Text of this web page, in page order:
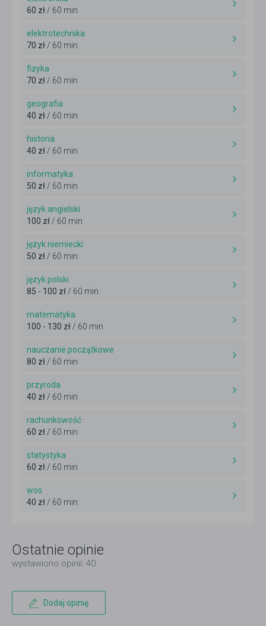
60 zł / 60 min
elektrotechnika
70 zł / 60 min
fizyka
70 zł / 60 min
geografia
40 zł / 60 min
historia
40 zł / 60 min
informatyka
50 zł / 60 min
język angielski
100 zł / 60 min
język niemiecki
50 zł / 60 min
język polski
85 - 100 zł / 60 min
matematyka
100 - 130 zł / 60 min
nauczanie początkowe
80 zł / 60 min
przyroda
40 zł / 60 min
rachunkowość
60 zł / 60 min
statystyka
60 zł / 60 min
wos
40 zł / 60 min
Ostatnie opinie
wystawiono opinii: 40
Dodaj opinię